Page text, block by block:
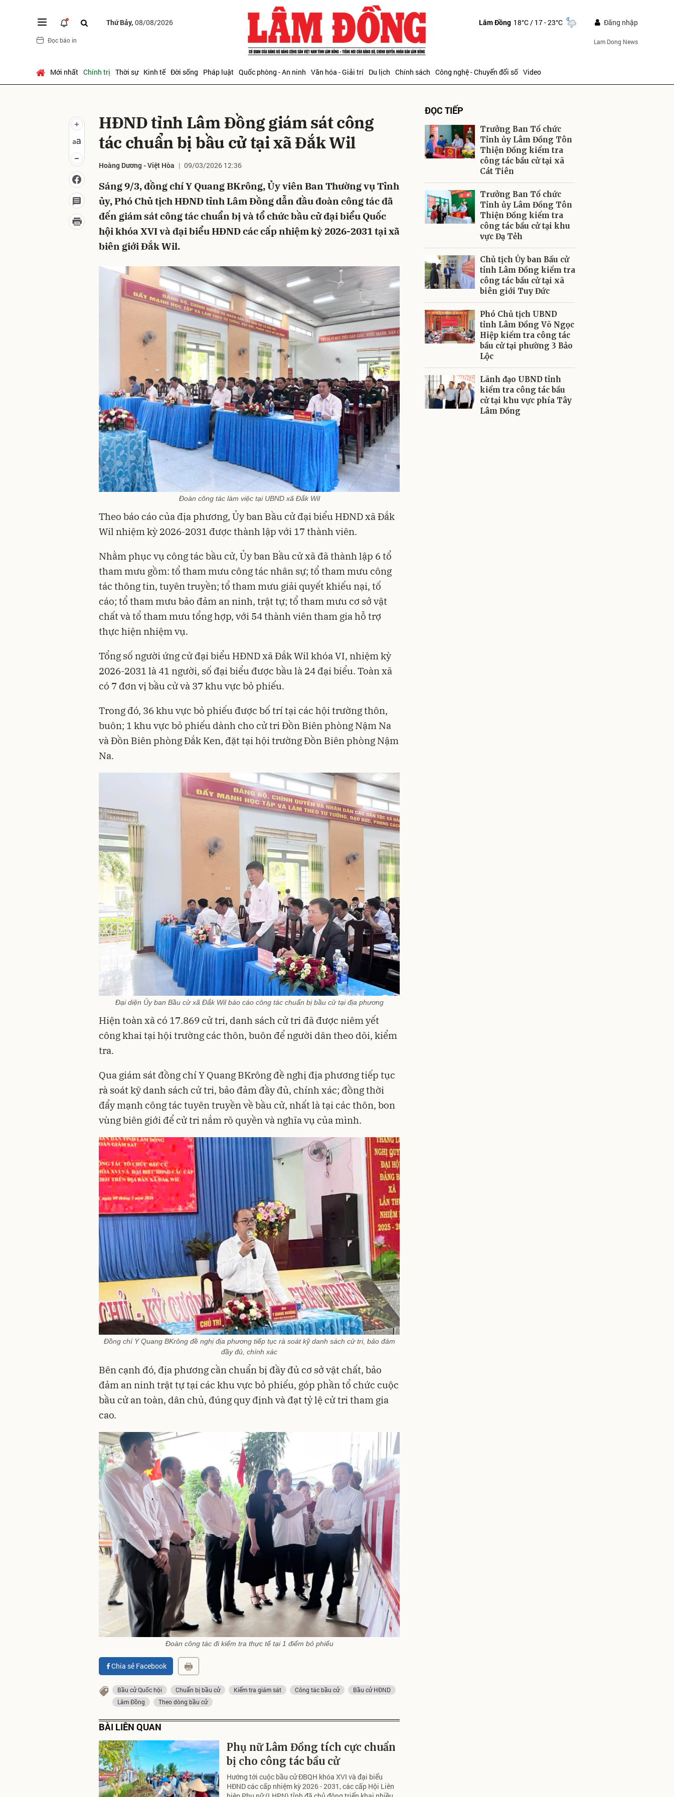
Thứ Bảy, 08/08/2026
Đọc báo in
Lâm Đồng 18°C/ 17 - 23°C Đăng nhập
Lam Dong News
Mới nhất Chính trị Thời sự Kinh tế Đời sống Pháp luật Quốc phòng - An ninh Văn hóa - Giải trí Du lịch Chính sách Công nghệ - Chuyển đổi số Video
HĐND tỉnh Lâm Đồng giám sát công
tác chuẩn bị bầu cử tại xã Đắk Wil
Hoàng Dương - Việt Hòa 09/03/2026 12:36
Sáng 9/3, đồng chí Y Quang BKrông, Ủy viên Ban Thường vụ Tỉnh
ủy, Phó Chủ tịch HĐND tỉnh Lâm Đồng dẫn đầu đoàn công tác đã
đến giám sát công tác chuẩn bị và tổ chức bầu cử đại biểu Quốc
hội khóa XVI và đại biểu HĐND các cấp nhiệm kỳ 2026-2031 tại xã
biên giới Đắk Wil.
Đoàn công tác làm việc tại UBND xã Đắk Wil
Theo báo cáo của địa phương, Ủy ban Bầu cử đại biểu HĐND xã Đắk
Wil nhiệm kỳ 2026-2031 được thành lập với 17 thành viên.
Nhằm phục vụ công tác bầu cử, Ủy ban Bầu cử xã đã thành lập 6 tổ
tham mưu gồm: tổ tham mưu công tác nhân sự; tổ tham mưu công
tác thông tin, tuyên truyền; tổ tham mưu giải quyết khiếu nại, tố
cáo; tổ tham mưu bảo đảm an ninh, trật tự; tổ tham mưu cơ sở vật
chất và tổ tham mưu tổng hợp, với 54 thành viên tham gia hỗ trợ
thực hiện nhiệm vụ.
Tổng số người ứng cử đại biểu HĐND xã Đắk Wil khóa VI, nhiệm kỳ
2026-2031 là 41 người, số đại biểu được bầu là 24 đại biểu. Toàn xã
có 7 đơn vị bầu cử và 37 khu vực bỏ phiếu.
Trong đó, 36 khu vực bỏ phiếu được bố trí tại các hội trường thôn,
buôn; 1 khu vực bỏ phiếu dành cho cử tri Đồn Biên phòng Nậm Na
và Đồn Biên phòng Đắk Ken, đặt tại hội trường Đồn Biên phòng Nậm
Na.
Đại diện Ủy ban Bầu cử xã Đắk Wil báo cáo công tác chuẩn bị bầu cử tại địa phương
Hiện toàn xã có 17.869 cử tri, danh sách cử tri đã được niêm yết
công khai tại hội trường các thôn, buôn để người dân theo dõi, kiểm
tra.
Qua giám sát đồng chí Y Quang BKrông đề nghị địa phương tiếp tục
rà soát kỹ danh sách cử tri, bảo đảm đầy đủ, chính xác; đồng thời
đẩy mạnh công tác tuyên truyền về bầu cử, nhất là tại các thôn, bon
vùng biên giới để cử tri nắm rõ quyền và nghĩa vụ của mình.
Đồng chí Y Quang BKrông đề nghị địa phương tiếp tục rà soát kỹ danh sách cử tri, bảo đảm
đầy đủ, chính xác
Bên cạnh đó, địa phương cần chuẩn bị đầy đủ cơ sở vật chất, bảo
đảm an ninh trật tự tại các khu vực bỏ phiếu, góp phần tổ chức cuộc
bầu cử an toàn, dân chủ, đúng quy định và đạt tỷ lệ cử tri tham gia
cao.
Đoàn công tác đi kiểm tra thực tế tại 1 điểm bỏ phiếu
Chia sẻ Facebook
Bầu cử Quốc hội Chuẩn bị bầu cử Kiểm tra giám sát Công tác bầu cử
Bầu cử HĐND
Lâm Đồng
Theo dòng bầu cử
BÀI LIÊN QUAN
Phụ nữ Lâm Đồng tích cực chuẩn
bị cho công tác bầu cử
Hướng tới cuộc bầu cử ĐBQH khóa XVI và đại biểu
HĐND các cấp nhiệm kỳ 2026 - 2031, các cấp Hội Liên
ĐỌC TIẾP
Trưởng Ban Tổ chức
Tỉnh ủy Lâm Đồng Tôn
Thiện Đồng kiểm tra
công tác bầu cử tại xã
Cát Tiên
Trưởng Ban Tổ chức
Tỉnh ủy Lâm Đồng Tôn
Thiện Đồng kiểm tra
công tác bầu cử tại khu
vực Đạ Tẻh
Chủ tịch Ủy ban Bầu cử
tỉnh Lâm Đồng kiểm tra
công tác bầu cử tại xã
biên giới Tuy Đức
Phó Chủ tịch UBND
tỉnh Lâm Đồng Võ Ngọc
Hiệp kiểm tra công tác
bầu cử tại phường 3 Bảo
Lộc
Lãnh đạo UBND tỉnh
kiểm tra công tác bầu
cử tại khu vực phía Tây
Lâm Đồng
Gửi bình luận